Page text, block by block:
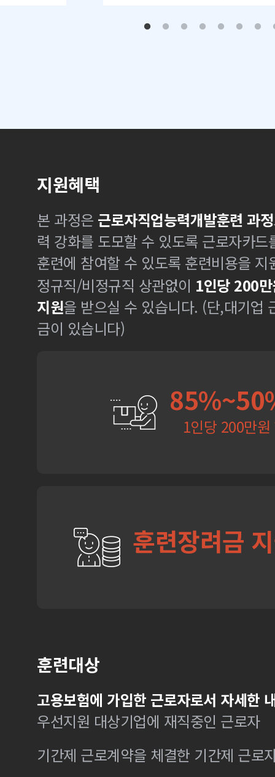
지원혜택
본 과정은 근로자직업능력개발훈련 과정
력 강화를 도모할 수 있도록 근로자카
훈련에 참여할 수 있도록 훈련비용을 지
정규직/비정규직 상관없이 1인당 200
지원을 받으실 수 있습니다. (단,대기업
금이 있습니다)
1인당 200만원
훈련장려금
훈련대상
고용보험에 가입한 근로자로서 자세한
우선지원 대상기업에 재직중인 근로자
기간제 근로계약을 체결한 기간제 근로